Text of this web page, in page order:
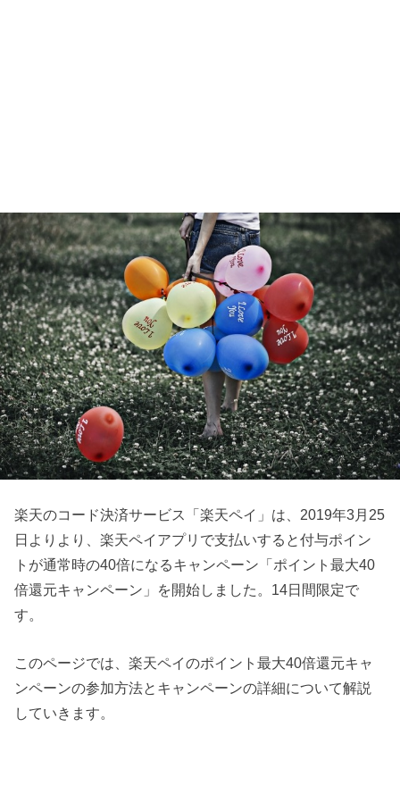
楽天のコード決済サービス「楽天ペイ」は、2019年3月25
日よりより、楽天ペイアプリで支払いすると付与ポイン
トが通常時の40倍になるキャンペーン「ポイント最大40
倍還元キャンペーン」を開始しました。14日間限定で
す。
このページでは、楽天ペイのポイント最大40倍還元キャ
ンペーンの参加方法とキャンペーンの詳細について解説
していきます。